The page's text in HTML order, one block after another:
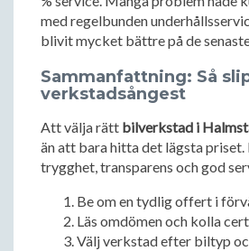
med regelbunden
blivit mycket bättre på de
Sammanfattning: Så
verkstadsångest
Att välja rätt bilverkstad i
än att bara hitta det lägsta priset.
trygghet, transparens och god
Be om en tydlig offert i
Läs omdömen och kolla
Välj verkstad efter biltyp